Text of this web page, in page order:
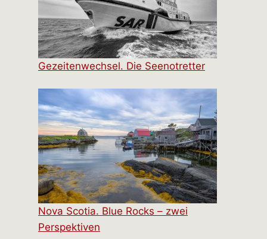
Gezeitenwechsel. Die Seenotretter
Nova Scotia. Blue Rocks – zwei
Perspektiven